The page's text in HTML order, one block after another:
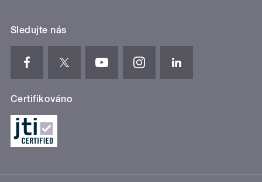
Sledujte nás
Certifikováno